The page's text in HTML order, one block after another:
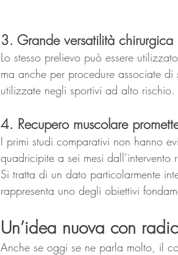
3. Grande versatilità chirurgica
Lo stesso prelievo può essere
ma anche per procedure associate
utilizzate negli sportivi ad alto rischio.
4. Recupero muscolare
I primi studi comparativi non hanno
quadricipite a sei mesi
Si tratta di un dato particolarmente
rappresenta uno degli obiettivi
Un’idea nuova con
Anche se oggi se ne parla molto, il